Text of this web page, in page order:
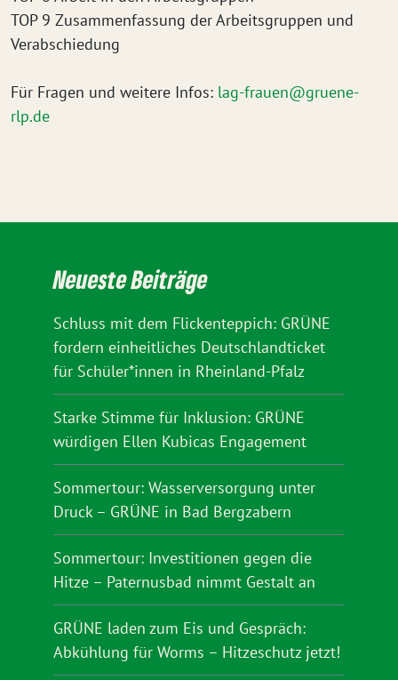
TOP 9 Zusammenfassung der Arbeitsgruppen und
Verabschiedung
Für Fragen und weitere Infos: lag-frauen@gruene-
rlp.de
Neueste Beiträge
Schluss mit dem Flickenteppich: GRÜNE
fordern einheitliches Deutschlandticket
für Schüler*innen in Rheinland-Pfalz
Starke Stimme für Inklusion: GRÜNE
würdigen Ellen Kubicas Engagement
Sommertour: Wasserversorgung unter
Druck – GRÜNE in Bad Bergzabern
Sommertour: Investitionen gegen die
Hitze – Paternusbad nimmt Gestalt an
GRÜNE laden zum Eis und Gespräch:
Abkühlung für Worms – Hitzeschutz jetzt!